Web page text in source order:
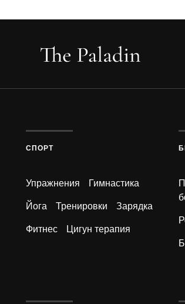
СПОРТ
Упражнения Гимнастика
Йога Тренировки Зарядка
Фитнес Цигун терапия